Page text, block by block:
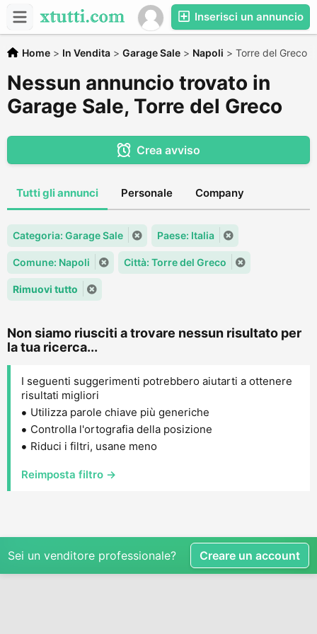
Inserisci un annuncio
Home > In Vendita > Garage Sale > Napoli > Torre del Greco
Nessun annuncio trovato in
Garage Sale, Torre del Greco
Crea avviso
Tutti gli annunci Personale Company
Categoria: Garage Sale Paese: Italia
Comune: Napoli Città: Torre del Greco
Rimuovi tutto
Non siamo riusciti a trovare nessun risultato per
la tua ricerca...
I seguenti suggerimenti potrebbero aiutarti a ottenere
risultati migliori
Utilizza parole chiave più generiche
Controlla l'ortografia della posizione
Riduci i filtri, usane meno
Reimposta filtro →
Sei un venditore professionale? Creare un account